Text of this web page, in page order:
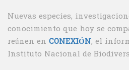
Nuevas especies,
conocimiento que hoy se
reúnen en CONEXIÓN, el
Instituto Nacional de